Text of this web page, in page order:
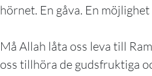
hörnet. En gåva. En
Må Allah låta oss leva till
oss tillhöra de gudsfruktiga